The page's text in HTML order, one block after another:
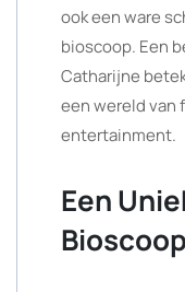
ook een ware
bioscoop. Een
Catharijne
een wereld van
entertainment.
Een